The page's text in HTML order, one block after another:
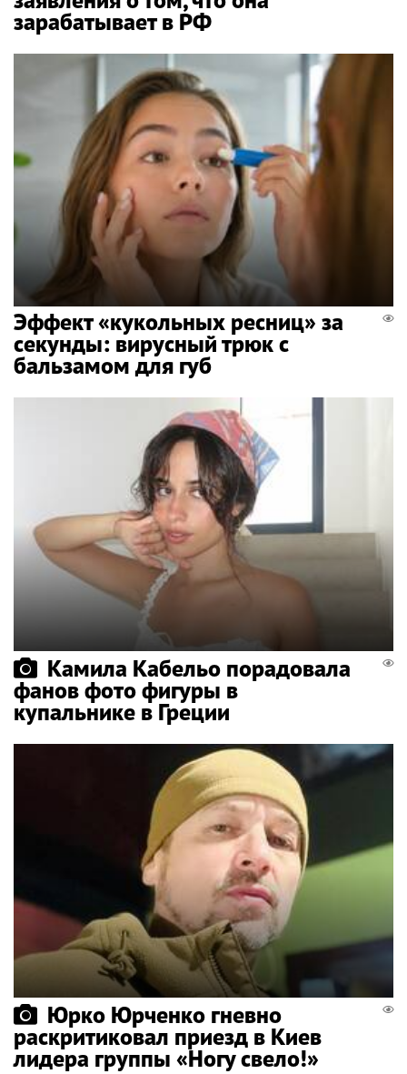
зарабатывает в РФ
Эффект «кукольных ресниц» за
секунды: вирусный трюк с
бальзамом для губ
Камила Кабельо порадовала
фанов фото фигуры в
купальнике в Греции
Юрко Юрченко гневно
раскритиковал приезд в Киев
лидера группы «Ногу свело!»